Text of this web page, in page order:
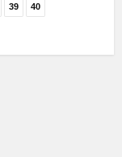
39 40